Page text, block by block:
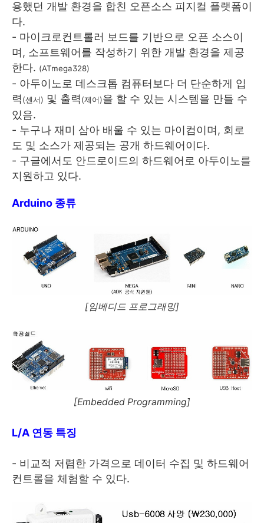
용했던 개발 환경을 합친 오픈소스 피지컬 플랫폼이
다.
- 마이크로컨트롤러 보드를 기반으로 오픈 소스이
며, 소프트웨어를 작성하기 위한 개발 환경을 제공
한다. (ATmega328)
- 아두이노로 데스크톱 컴퓨터보다 더 단순하게 입
력(센서) 및 출력(제어)을 할 수 있는 시스템을 만들 수
있음.
- 누구나 재미 삼아 배울 수 있는 마이컴이며, 회로
도 및 소스가 제공되는 공개 하드웨어이다.
- 구글에서도 안드로이드의 하드웨어로 아두이노를
지원하고 있다.
Arduino 종류
[임베디드 프로그래밍]
[Embedded Programming]
L/A 연동 특징
- 비교적 저렴한 가격으로 데이터 수집 및 하드웨어
컨트롤을 체험할 수 있다.